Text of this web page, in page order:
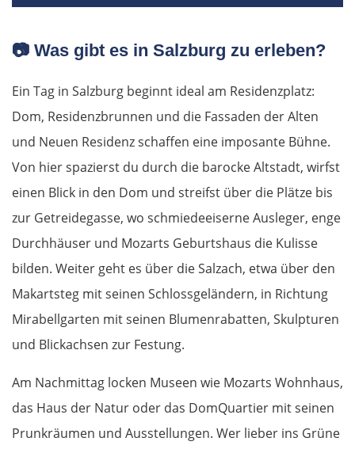
📷 Was gibt es in Salzburg zu erleben?
Ein Tag in Salzburg beginnt ideal am Residenzplatz:
Dom, Residenzbrunnen und die Fassaden der Alten
und Neuen Residenz schaffen eine imposante Bühne.
Von hier spazierst du durch die barocke Altstadt, wirfst
einen Blick in den Dom und streifst über die Plätze bis
zur Getreidegasse, wo schmiedeeiserne Ausleger, enge
Durchhäuser und Mozarts Geburtshaus die Kulisse
bilden. Weiter geht es über die Salzach, etwa über den
Makartsteg mit seinen Schlossgeländern, in Richtung
Mirabellgarten mit seinen Blumenrabatten, Skulpturen
und Blickachsen zur Festung.
Am Nachmittag locken Museen wie Mozarts Wohnhaus,
das Haus der Natur oder das DomQuartier mit seinen
Prunkräumen und Ausstellungen. Wer lieber ins Grüne